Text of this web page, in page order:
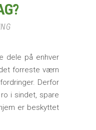
dele på enhver
forreste værn
Derfor
i sindet, spare
er beskyttet